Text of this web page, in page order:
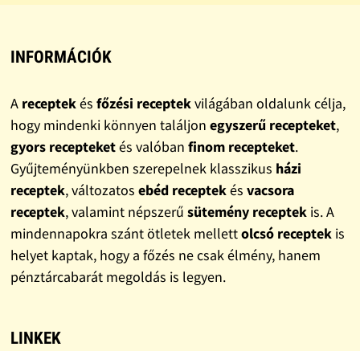
INFORMÁCIÓK
A receptekés főzési receptekvilágában oldalunk célja,
hogy mindenki könnyen találjon egyszerű recepteket,
gyors recepteketés valóban finom recepteket.
Gyűjteményünkben szerepelnek klasszikus házi
receptek, változatos ebéd receptekés vacsora
receptek, valamint népszerű sütemény receptekis. A
mindennapokra szánt ötletek mellettolcsó receptekis
helyet kaptak, hogy a főzés ne csak élmény, hanem
pénztárcabarát megoldás is legyen.
LINKEK